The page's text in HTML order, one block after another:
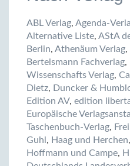
ABL Verlag, Agenda-
Alternative Liste, AStA
Berlin, Athenäum Verlag,
Bertelsmann Fachverlag,
Wissenschafts Verlag,
Dietz, Duncker &
Edition AV, edition
Europäische
Taschenbuch-Verlag,
Guhl , Haag und Herchen,
Hoffmann und Campe,